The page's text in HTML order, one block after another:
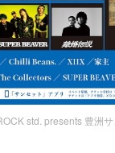
std. presents 豊洲